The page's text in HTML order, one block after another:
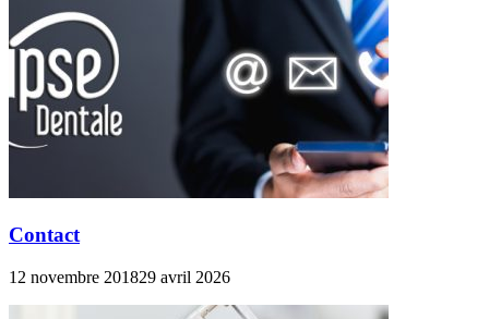
Contact
12 novembre 201829 avril 2026